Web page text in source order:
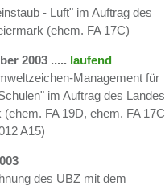
- Luft" im Auftrag des
(ehem. FA 17C)
2003 ..... laufend
Management für
im Auftrag des Landes
(ehem. FA 19D, ehem. FA 17C
A15)
des UBZ mit dem